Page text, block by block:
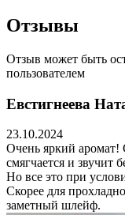
Отзывы
Отзыв может быть
пользователем
Евстигнеева
23.10.2024
Очень яркий аромат!
смягчается и звучит
Но все это при
Скорее для
заметный шлейф.